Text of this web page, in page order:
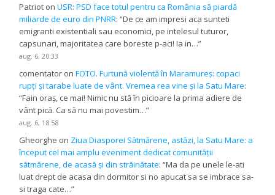
Patriot onUSR: PSD face totul pentru ca România să piardă
miliarde de euro din PNRR: “De ce am impresi aca sunteti
emigranti existentiali sau economici, pe intelesul tuturor,
capsunari, majoritatea care boreste p-aci! Ia in…”
aug. 6, 20:33
comentator onFOTO. Furtună violentă în Maramureș: copaci
rupți și tarabe luate de vânt. Vremea rea vine și la Satu Mare:
“Fain oraș, ce mai! Nimic nu stă în picioare la prima adiere de
vânt pică. Ca să nu mai povestim…”
aug. 6, 18:58
Gheorghe on Ziua Diasporei Sătmărene, astăzi, la Satu Mare: a
început cel mai amplu eveniment dedicat comunității
sătmărene, de acasă și din străinătate: “Ma da pe unele le-ati
luat drept de acasa din dormitor si no apucat sa se imbrace sa-
si traga cate…”